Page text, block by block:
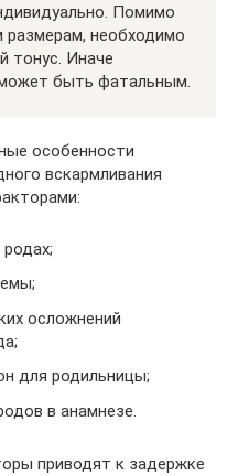
Помимо
необходимо
тонус. Иначе
быть фатальным.
особенности
вскармливания
осложнений
для родильницы;
в анамнезе.
приводят к задержке